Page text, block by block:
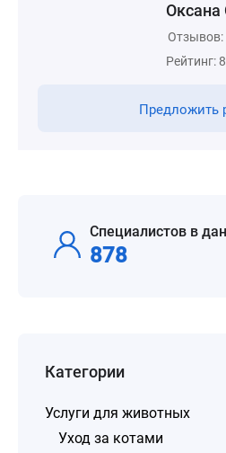
Оксана
Отзывов:
Рейтинг:
Предложить
Специалистов в
878
Категории
Услуги для животных
Уход за котами